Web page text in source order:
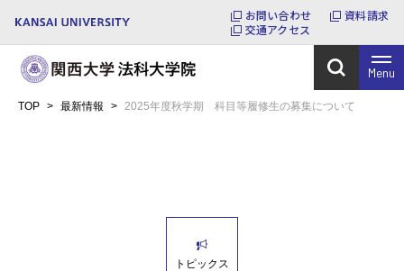
お問い合わせ
資料請求
交通アクセス
Menu
TOP > 最新情報 > 2025年度秋学期 科目等履修生の募集について
トピックス